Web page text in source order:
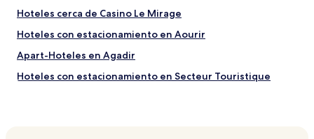
Hoteles cerca de Casino Le Mirage
Hoteles con estacionamiento en Aourir
Apart-Hoteles en Agadir
Hoteles con estacionamiento en Secteur Touristique